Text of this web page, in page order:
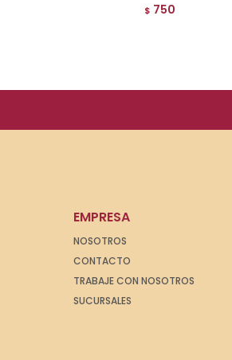
$ 750
EMPRESA
NOSOTROS
CONTACTO
TRABAJE CON NOSOTROS
SUCURSALES